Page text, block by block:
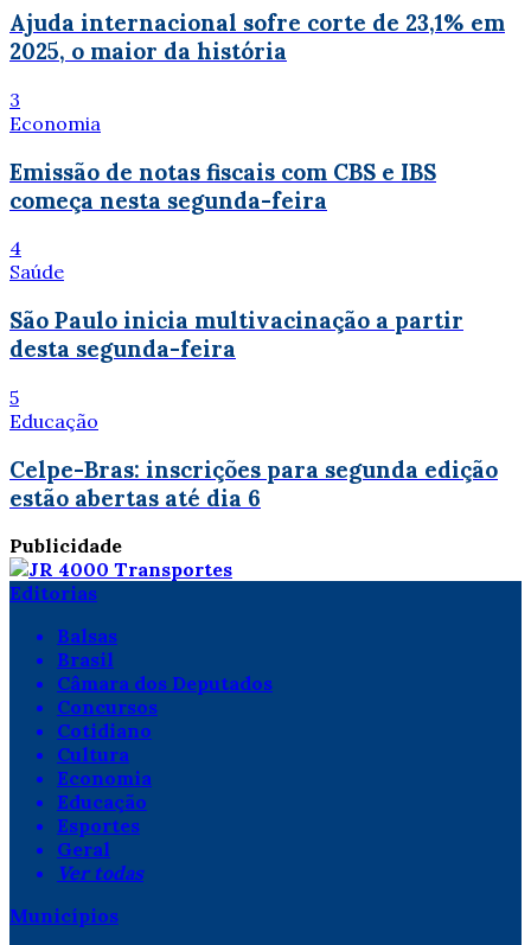
Ajuda internacional sofre corte de 23,1% em
2025, o maior da história
3
Economia
Emissão de notas fiscais com CBS e IBS
começa nesta segunda-feira
4
Saúde
São Paulo inicia multivacinação a partir
desta segunda-feira
5
Educação
Celpe-Bras: inscrições para segunda edição
estão abertas até dia 6
Publicidade
Editorias
Balsas
Brasil
Câmara dos Deputados
Concursos
Cotidiano
Cultura
Economia
Educação
Esportes
Geral
Ver todas
Municípios